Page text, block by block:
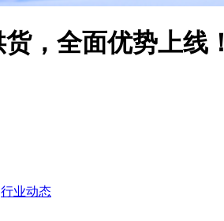
，全面优势上线！
行业动态